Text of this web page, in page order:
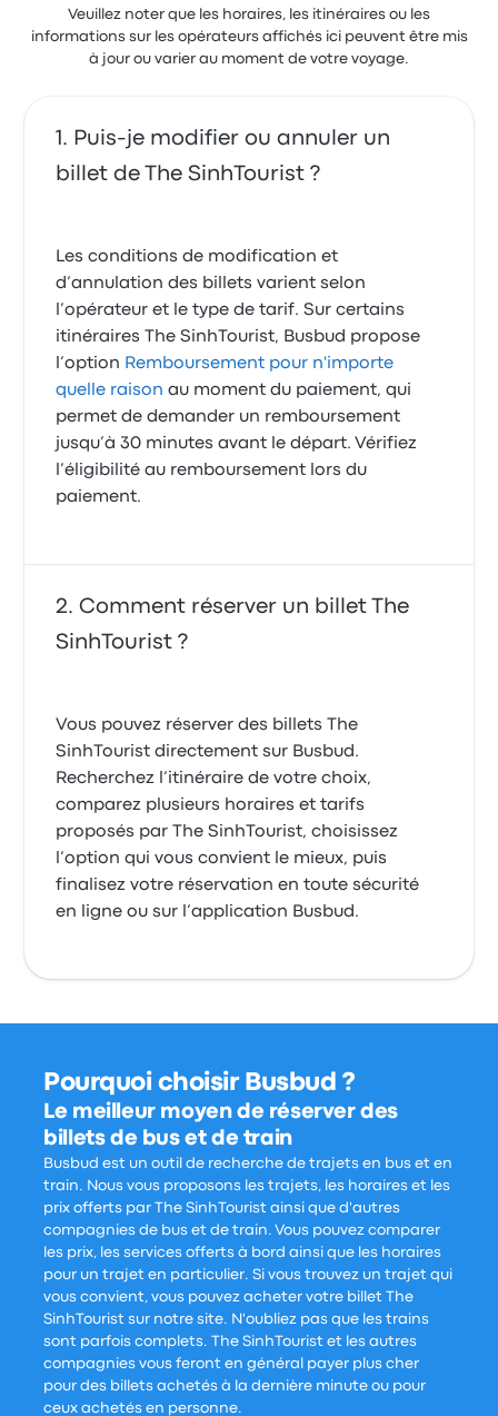
Veuillez noter que les horaires, les itinéraires ou les
informations sur les opérateurs affichés ici peuvent être mis
à jour ou varier au moment de votre voyage.
Puis-je modifier ou annuler un
billet de The SinhTourist ?
Les conditions de modification et
d’annulation des billets varient selon
l’opérateur et le type de tarif. Sur certains
itinéraires The SinhTourist, Busbud propose
l’option Remboursement pour n'importe
quelle raison au moment du paiement, qui
permet de demander un remboursement
jusqu’à 30 minutes avant le départ. Vérifiez
l’éligibilité au remboursement lors du
paiement.
Comment réserver un billet The
SinhTourist ?
Vous pouvez réserver des billets The
SinhTourist directement sur Busbud.
Recherchez l’itinéraire de votre choix,
comparez plusieurs horaires et tarifs
proposés par The SinhTourist, choisissez
l’option qui vous convient le mieux, puis
finalisez votre réservation en toute sécurité
en ligne ou sur l’application Busbud.
Pourquoi choisir Busbud ?
Le meilleur moyen de réserver des
billets de bus et de train
Busbud est un outil de recherche de trajets en bus et en
train. Nous vous proposons les trajets, les horaires et les
prix offerts par The SinhTourist ainsi que d'autres
compagnies de bus et de train. Vous pouvez comparer
les prix, les services offerts à bord ainsi que les horaires
pour un trajet en particulier. Si vous trouvez un trajet qui
vous convient, vous pouvez acheter votre billet The
SinhTourist sur notre site. N'oubliez pas que les trains
sont parfois complets. The SinhTourist et les autres
compagnies vous feront en général payer plus cher
pour des billets achetés à la dernière minute ou pour
ceux achetés en personne.